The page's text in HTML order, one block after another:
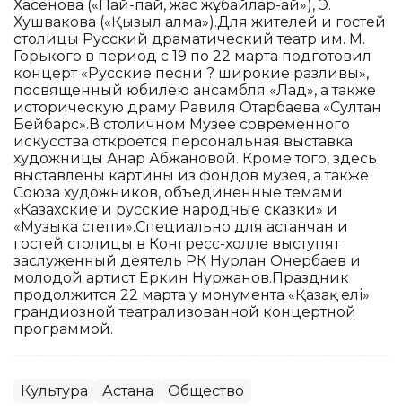
Хасенова («Пай-пай, жас жұбайлар-ай»), Э.
Хушвакова («Қызыл алма»).Для жителей и гостей
столицы Русский драматический театр им. М.
Горького в период с 19 по 22 марта подготовил
концерт «Русские песни ? широкие разливы»,
посвященный юбилею ансамбля «Лад», а также
историческую драму Равиля Отарбаева «Султан
Бейбарс».В столичном Музее современного
искусства откроется персональная выставка
художницы Анар Абжановой. Кроме того, здесь
выставлены картины из фондов музея, а также
Союза художников, объединенные темами
«Казахские и русские народные сказки» и
«Музыка степи».Специально для астанчан и
гостей столицы в Конгресс-холле выступят
заслуженный деятель РК Нурлан Онербаев и
молодой артист Еркин Нуржанов.Праздник
продолжится 22 марта у монумента «Қазақ елі»
грандиозной театрализованной концертной
программой.
Культура Астана Общество